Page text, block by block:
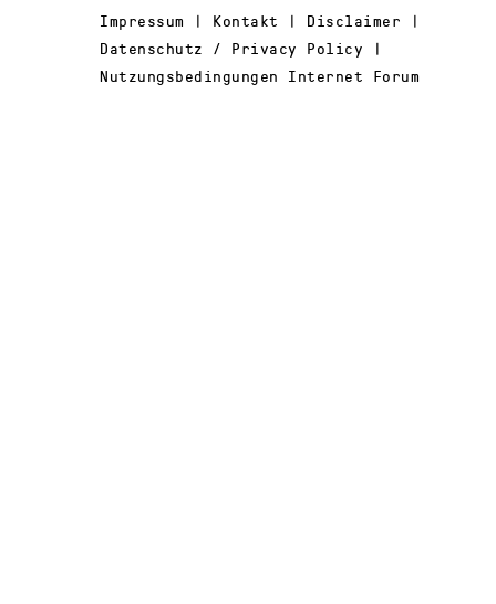
Impressum | Kontakt | Disclaimer |
Datenschutz / Privacy Policy |
Nutzungsbedingungen Internet Forum